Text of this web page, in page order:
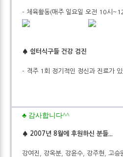
- 체육활동(매주 일요일 오전 10시
♠ 쉼터식구들 건강 검진
- 격주 1회 정기적인 정신과 진료가 있
♣ 감사합니다^^
♠ 2007년 8월에 후원하신 분들...
강여진, 강옥분, 강윤수, 강주현, 고